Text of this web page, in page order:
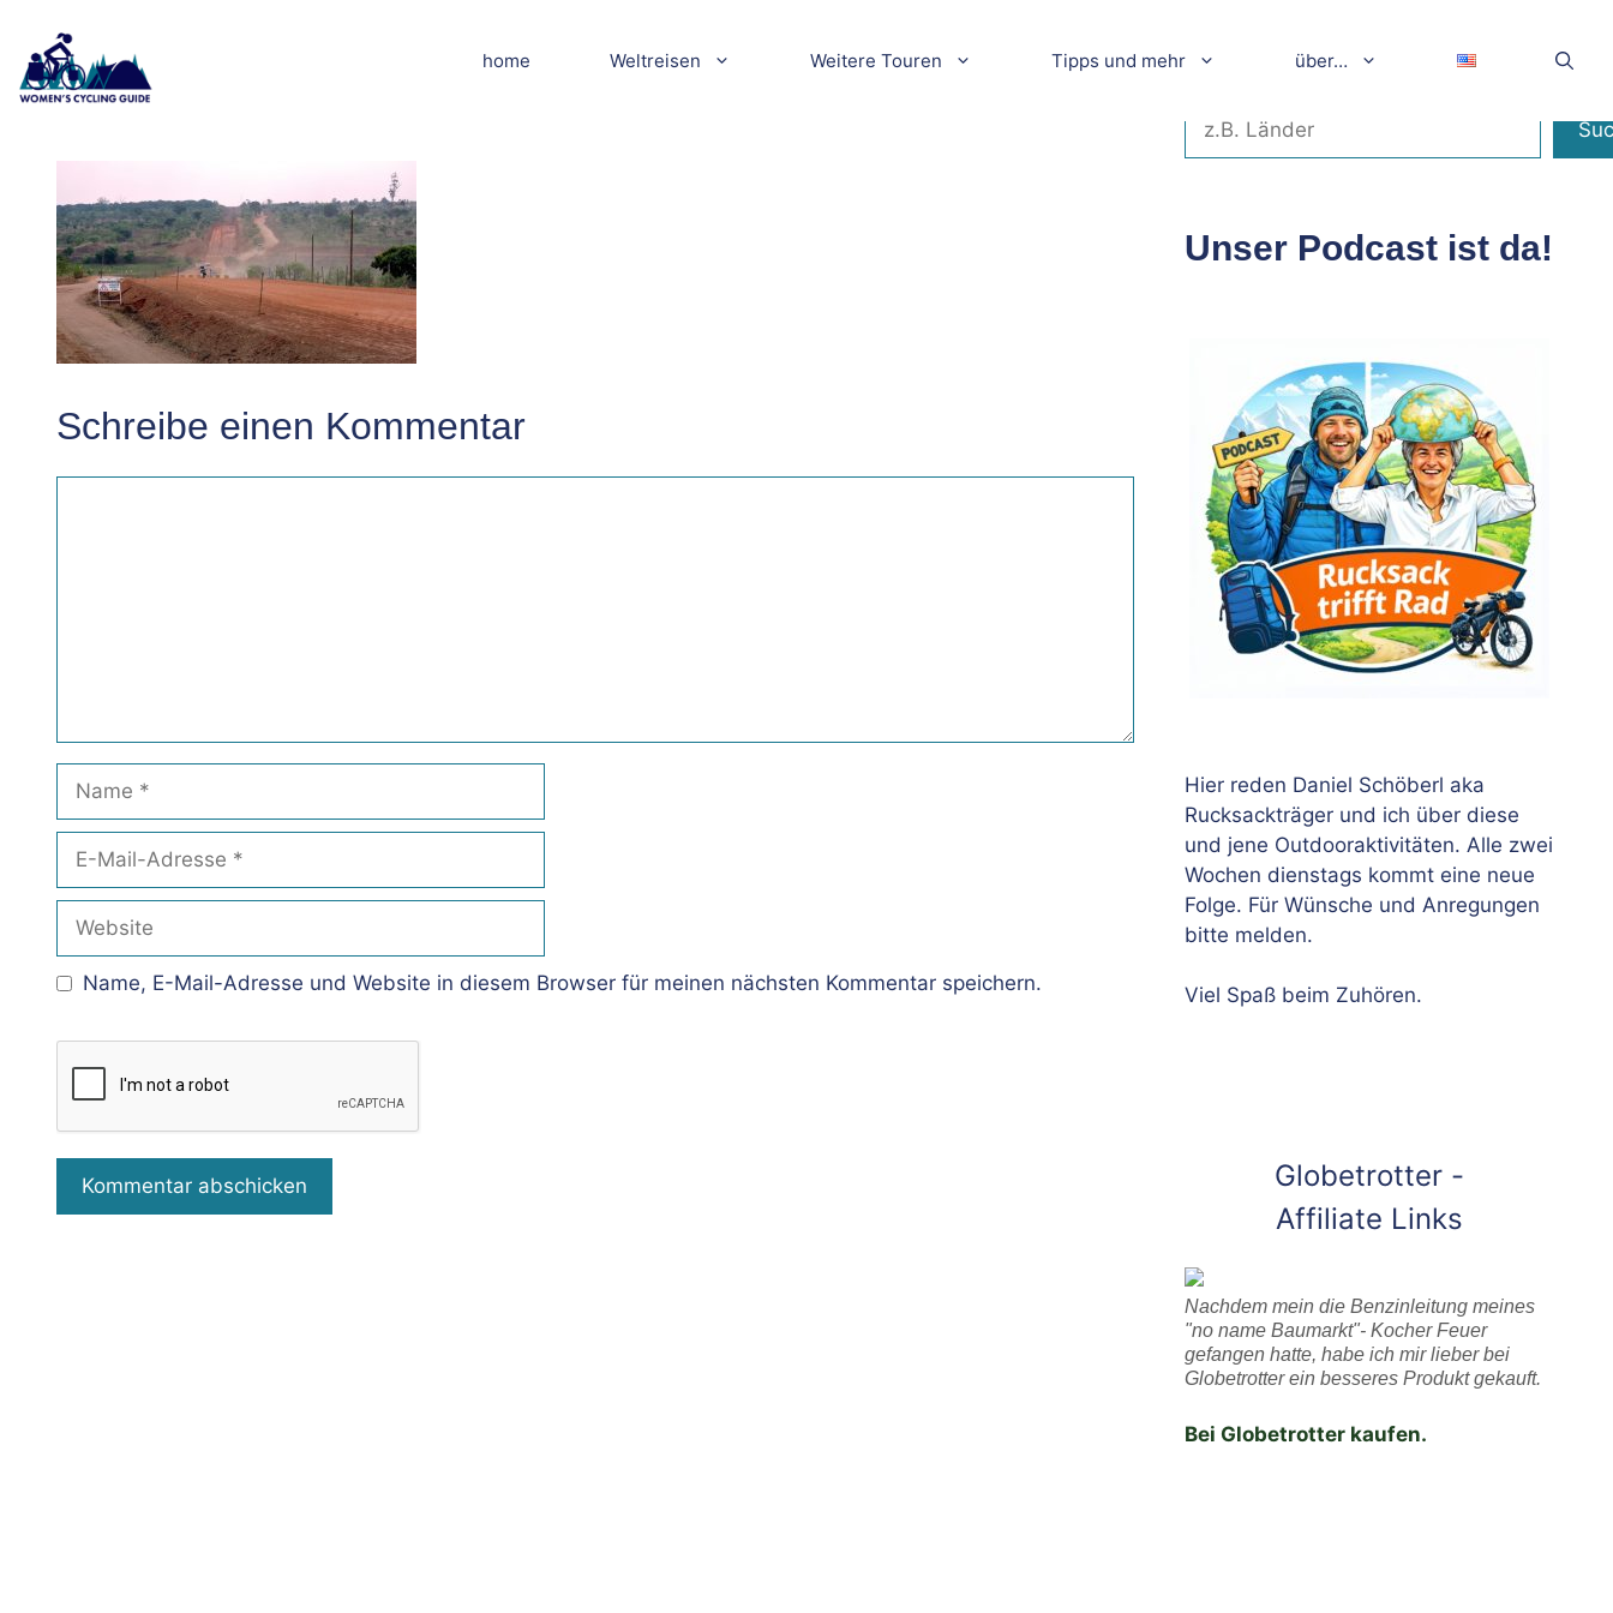
Inhalt
springen
home Weltreisen Weitere Touren Tipps und mehr über…
DSCN5505klein
Schreibe einen Kommentar
Mail-
Adresse
Name, E-Mail-Adresse und Website in diesem Browser für meinen nächsten Kommentar speichern.
Unser Podcast ist da!
Hier reden Daniel Schöberl aka
Rucksackträger und ich über diese
und jene Outdooraktivitäten. Alle zwei
Wochen dienstags kommt eine neue
Folge. Für Wünsche und Anregungen
bitte melden.
Viel Spaß beim Zuhören.
Globetrotter -
Affiliate Links
Nachdem mein die Benzinleitung meines
"no name Baumarkt"- Kocher Feuer
gefangen hatte, habe ich mir lieber bei
Globetrotter ein besseres Produkt gekauft.
Bei Globetrotter kaufen.